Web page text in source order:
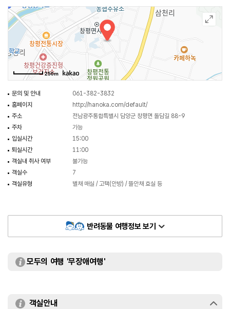
거리에서 연계관광이 용이하다. 한옥에서는 약 100년된 전통 한옥과 더불어
숙박시설로 신축한 한옥 총 4동 15객실, 한옥카페 1동으로 구성되어 있다.
(출처 : 한옥에서 홈페이지)
250m
문의 및 안내
061-382-3832
홈페이지
http://hanoka.com/default/
주소
전남광주통합특별시 담양군 창평면 돌담길 88-9
주차
가능
입실시간
15:00
퇴실시간
11:00
객실내 취사 여부
불가능
객실수
7
객실유형
별채 매실 / 고택(안방) / 뜰안채 효실 등
반려동물 여행정보 보기
모두의 여행 '무장애여행'
객실안내